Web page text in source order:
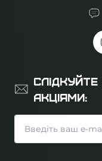
АКЦІЯМИ: